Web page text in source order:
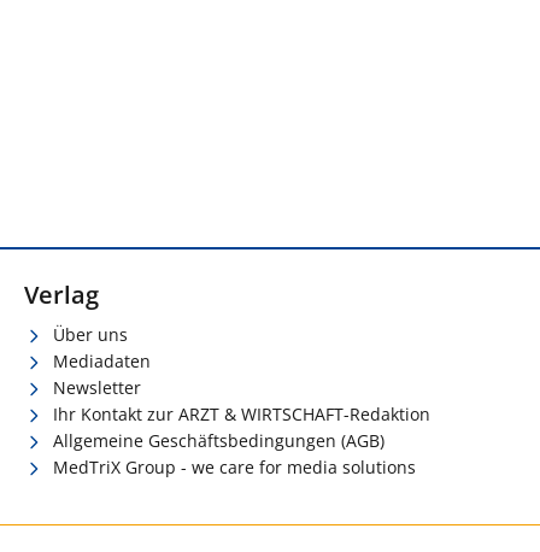
Verlag
Über uns
Mediadaten
Newsletter
Ihr Kontakt zur ARZT & WIRTSCHAFT-Redaktion
Allgemeine Geschäftsbedingungen (AGB)
MedTriX Group - we care for media solutions